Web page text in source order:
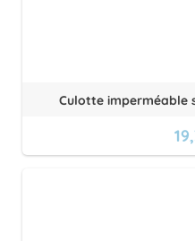
Culotte imperméable